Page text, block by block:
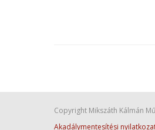
Copyright Mikszáth Kálmán
Akadálymentesítési